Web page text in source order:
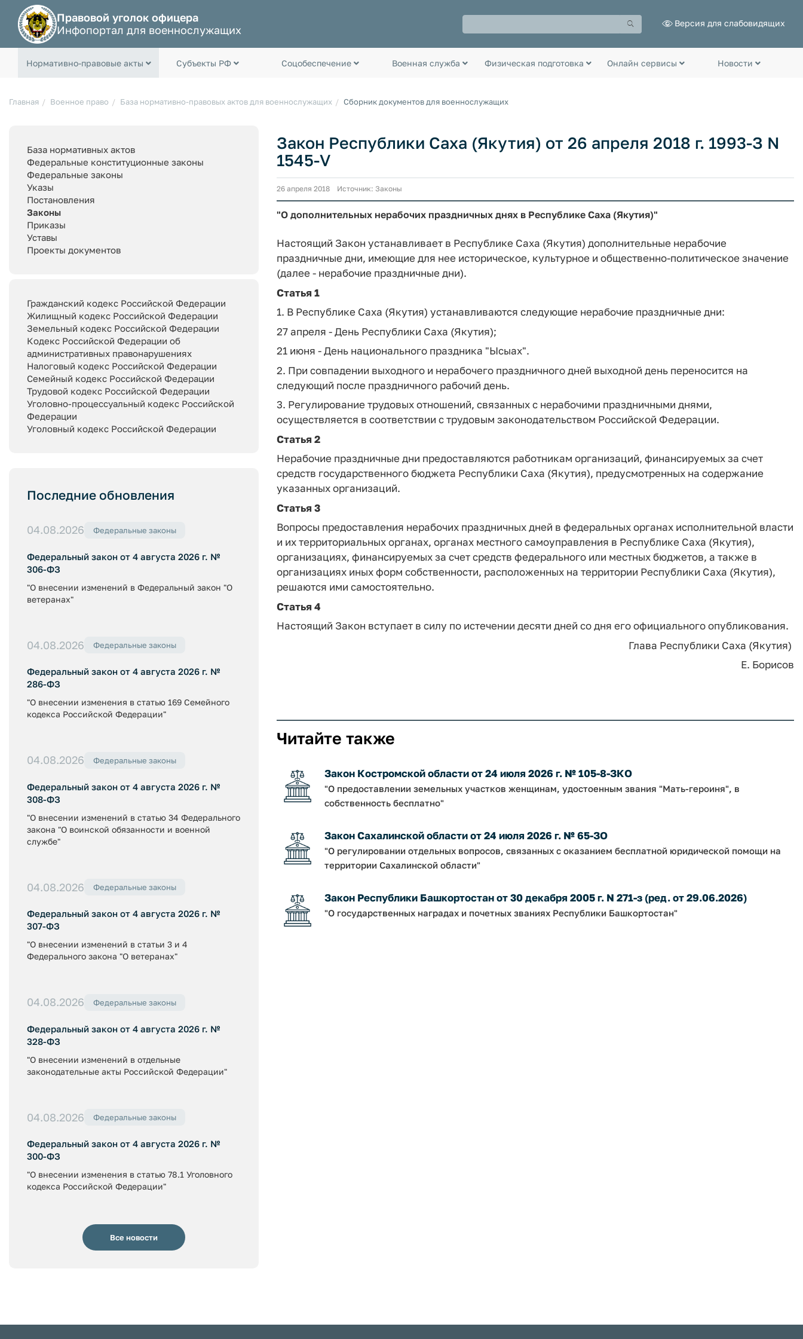
Правовой уголок офицера
Инфопортал для военнослужащих
Версия для слабовидящих
Нормативно-правовые акты Субъекты РФ Соцобеспечение Военная служба Физическая подготовка Онлайн сервисы Новости
Главная Военное право База нормативно-правовых актов для военнослужащих Сборник документов для военнослужащих
База нормативных актов
Федеральные конституционные законы
Федеральные законы
Указы
Постановления
Законы
Приказы
Уставы
Проекты документов
Гражданский кодекс Российской Федерации
Жилищный кодекс Российской Федерации
Земельный кодекс Российской Федерации
Кодекс Российской Федерации об
административных правонарушениях
Налоговый кодекс Российской Федерации
Семейный кодекс Российской Федерации
Трудовой кодекс Российской Федерации
Уголовно-процессуальный кодекс Российской
Федерации
Уголовный кодекс Российской Федерации
Последние обновления
04.08.2026 Федеральные законы
Федеральный закон от 4 августа 2026 г. №
306-ФЗ
"О внесении изменений в Федеральный закон "О
ветеранах"
04.08.2026 Федеральные законы
Федеральный закон от 4 августа 2026 г. №
286-ФЗ
"О внесении изменения в статью 169 Семейного
кодекса Российской Федерации"
04.08.2026 Федеральные законы
Федеральный закон от 4 августа 2026 г. №
308-ФЗ
"О внесении изменений в статью 34 Федерального
закона "О воинской обязанности и военной
службе"
04.08.2026 Федеральные законы
Федеральный закон от 4 августа 2026 г. №
307-ФЗ
"О внесении изменений в статьи 3 и 4
Федерального закона "О ветеранах"
04.08.2026 Федеральные законы
Федеральный закон от 4 августа 2026 г. №
328-ФЗ
"О внесении изменений в отдельные
законодательные акты Российской Федерации"
04.08.2026 Федеральные законы
Федеральный закон от 4 августа 2026 г. №
300-ФЗ
"О внесении изменения в статью 78.1 Уголовного
кодекса Российской Федерации"
Все новости
Закон Республики Саха (Якутия) от 26 апреля 2018 г. 1993-З N
1545-V
26 апреля 2018 Источник: Законы
"О дополнительных нерабочих праздничных днях в Республике Саха (Якутия)"
Настоящий Закон устанавливает в Республике Саха (Якутия) дополнительные нерабочие
праздничные дни, имеющие для нее историческое, культурное и общественно-политическое значение
(далее - нерабочие праздничные дни).
Статья 1
1. В Республике Саха (Якутия) устанавливаются следующие нерабочие праздничные дни:
27 апреля - День Республики Саха (Якутия);
21 июня - День национального праздника "Ысыах".
2. При совпадении выходного и нерабочего праздничного дней выходной день переносится на
следующий после праздничного рабочий день.
3. Регулирование трудовых отношений, связанных с нерабочими праздничными днями,
осуществляется в соответствии с трудовым законодательством Российской Федерации.
Статья 2
Нерабочие праздничные дни предоставляются работникам организаций, финансируемых за счет
средств государственного бюджета Республики Саха (Якутия), предусмотренных на содержание
указанных организаций.
Статья 3
Вопросы предоставления нерабочих праздничных дней в федеральных органах исполнительной власти
и их территориальных органах, органах местного самоуправления в Республике Саха (Якутия),
организациях, финансируемых за счет средств федерального или местных бюджетов, а также в
организациях иных форм собственности, расположенных на территории Республики Саха (Якутия),
решаются ими самостоятельно.
Статья 4
Настоящий Закон вступает в силу по истечении десяти дней со дня его официального опубликования.
Глава Республики Саха (Якутия)
Е. Борисов
Читайте также
Закон Костромской области от 24 июля 2026 г. № 105-8-ЗКО
"О предоставлении земельных участков женщинам, удостоенным звания "Мать-героиня", в
собственность бесплатно"
Закон Сахалинской области от 24 июля 2026 г. № 65-ЗО
"О регулировании отдельных вопросов, связанных с оказанием бесплатной юридической помощи на
территории Сахалинской области"
Закон Республики Башкортостан от 30 декабря 2005 г. N 271-з (ред. от 29.06.2026)
"О государственных наградах и почетных званиях Республики Башкортостан"